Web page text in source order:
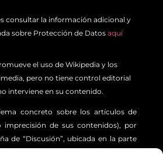
consultar la información adicional y
sobre Protección de Datos aquí
el uso de Wikipedia y los
pero no tiene control editorial
interviene en su contenido.
concreto sobre los artículos de
imprecisión de sus contenidos), por
de “Discusión”, ubicada en la parte